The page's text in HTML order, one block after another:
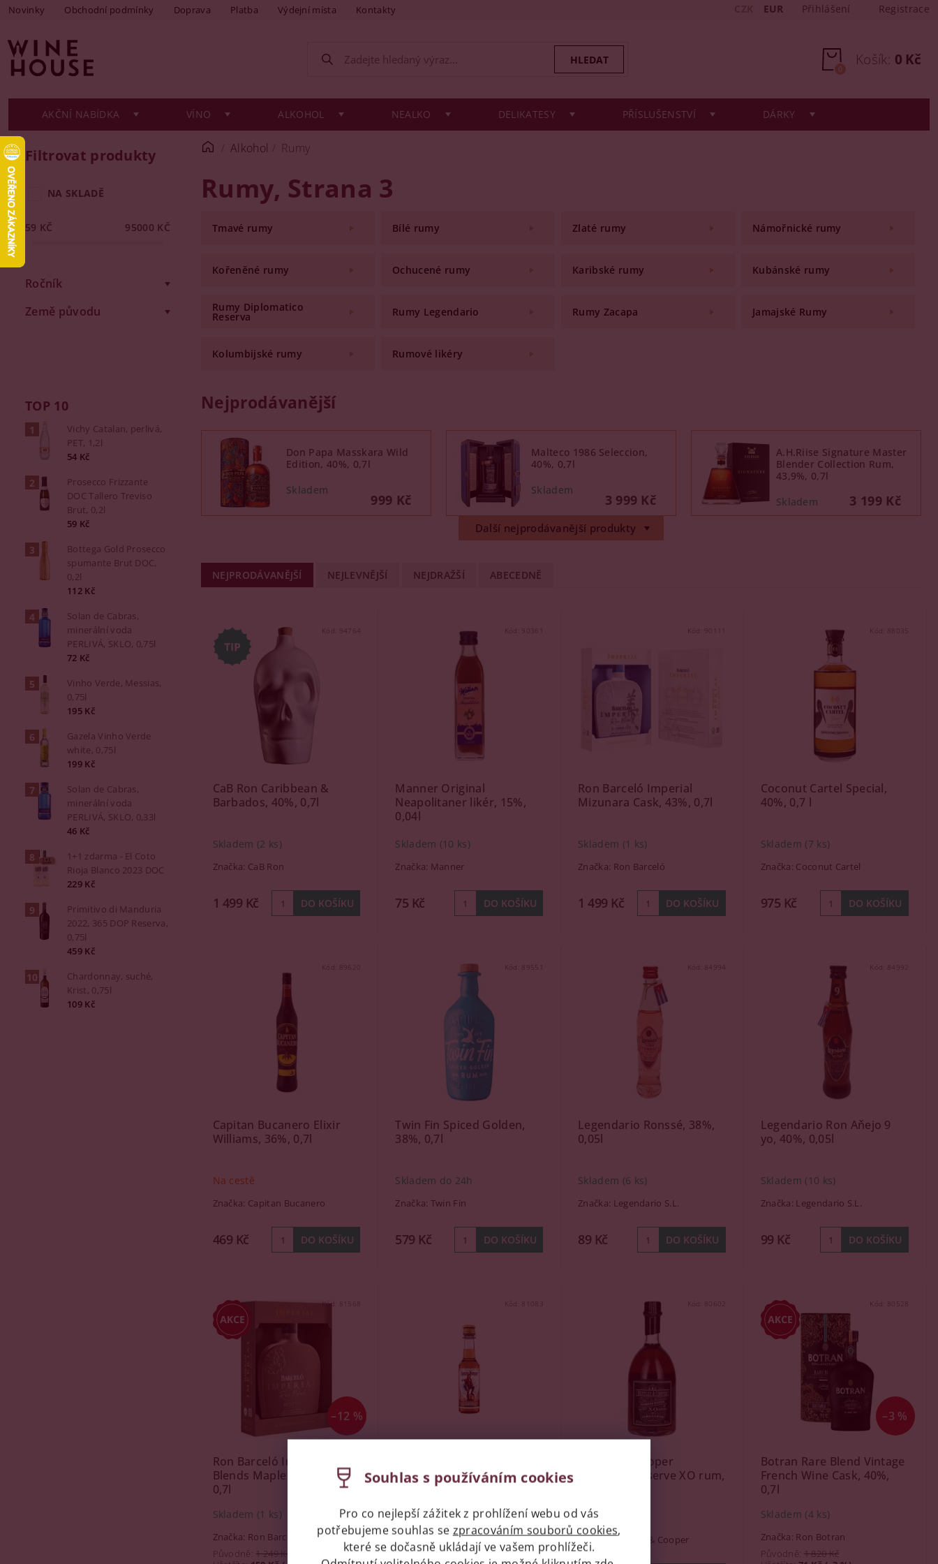
Novinky Obchodní podmínky Doprava Platba Výdejní místa Kontakty EUR Přihlášení Registrace
Košík: 0 Kč
0
AKČNÍ NABÍDKA VÍNO ALKOHOL NEALKO DELIKATESY PŘÍSLUŠENSTVÍ DÁRKY
Filtrovat produkty
NA SKLADĚ
59 KČ 95000 KČ
Ročník
Země původu
TOP 10
Vichy Catalan, perlivá,
PET, 1,2l
54 Kč
Prosecco Frizzante
DOC Tallero Treviso
Brut, 0,2l
59 Kč
Bottega Gold Prosecco
spumante Brut DOC,
0,2l
112 Kč
Solan de Cabras,
minerální voda
PERLIVÁ, SKLO, 0,75l
72 Kč
Vinho Verde, Messias,
0,75l
195 Kč
Gazela Vinho Verde
white, 0,75l
199 Kč
Solan de Cabras,
minerální voda
PERLIVÁ, SKLO, 0,33l
46 Kč
1+1 zdarma - El Coto
Rioja Blanco 2023 DOC
229 Kč
Primitivo di Manduria
2022, 365 DOP Reserva,
0,75l
459 Kč
Chardonnay, suché,
Krist, 0,75l
109 Kč
Alkohol Rumy
Rumy, Strana 3
Tmavé rumy Bílé rumy Zlaté rumy Námořnické rumy
Kořeněné rumy Ochucené rumy Karibské rumy Kubánské rumy
Rumy Diplomatico
Reserva Rumy Legendario Rumy Zacapa Jamajské Rumy
Kolumbijské rumy Rumové likéry
Nejprodávanější
Don Papa Masskara Wild
Edition, 40%, 0,7l
999 Kč
Malteco 1986 Seleccion,
40%, 0,7l
3 999 Kč
A.H.Riise Signature Master
Blender Collection Rum,
43,9%, 0,7l
3 199 Kč
Další nejprodávanější produkty
NEJPRODÁVANĚJŠÍ NEJLEVNĚJŠÍ NEJDRAŽŠÍ ABECEDNĚ
Kód: 94764
CaB Ron Caribbean &
Barbados, 40%, 0,7l
Skladem (2 ks)
Značka: CaB Ron
1 499 Kč
Kód:
Manner Original
Neapolitaner likér, 15%,
0,04l
Skladem (10 ks)
Značka: Manner
75 Kč
Kód:
Ron Barceló Imperial
Mizunara Cask, 43%, 0,7l
Skladem (1 ks)
Značka: Ron Barceló
1 499 Kč
Kód: 88035
Coconut Cartel Special,
40%, 0,7 l
Skladem (7 ks)
Značka: Coconut Cartel
975 Kč
Kód: 89620
Capitan Bucanero Elixir
Williams, 36%, 0,7l
Na cestě
Značka: Capitan Bucanero
469 Kč
Kód: 89551
Twin Fin Spiced Golden,
38%, 0,7l
Skladem do 24h
Značka: Twin Fin
579 Kč
Kód: 84994
Legendario Ronssé, 38%,
0,05l
Skladem (6 ks)
Značka: Legendario S.L.
89 Kč
Kód: 84992
Legendario Ron Aňejo 9
yo, 40%, 0,05l
Skladem (10 ks)
Značka: Legendario S.L.
99 Kč
–12 %
Kód: 81568
Ron Barceló Imperial Rare
Blends Maple Cask, 40%,
0,7l
Skladem (1 ks)
Značka: Ron Barceló
Původně: 1 249 Kč
Kód:
Gold, 35%, 0,05l
Skladem(21 ks)
Značka: Captain Morgan
Kód: 80602
Bentley & Cooper
Founders Reserve XO rum,
Skladem
Značka:Bentley & Cooper
–3 %
Kód: 80528
Botran Rare Blend Vintage
French Wine Cask, 40%,
0,7l
Skladem (4 ks)
Značka: Ron Botran
Původně: 1 820 Kč
Souhlas s používáním cookies
Pro co nejlepší zážitek z prohlížení webu od vás
potřebujeme souhlas se zpracováním souborů cookies,
které se dočasně ukládají ve vašem prohlížeči.